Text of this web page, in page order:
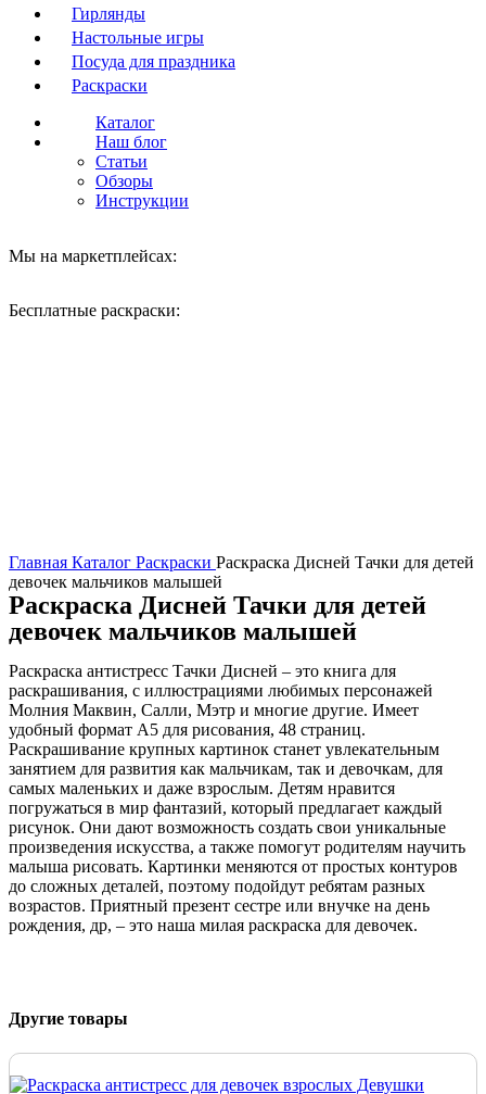
Гирлянды
Настольные игры
Посуда для праздника
Раскраски
Каталог
Наш блог
Статьи
Обзоры
Инструкции
Мы на маркетплейсах:
Бесплатные раскраски:
Главная Каталог Раскраски Раскраска Дисней Тачки для детей
девочек мальчиков малышей
Раскраска Дисней Тачки для детей
девочек мальчиков малышей
Раскраска антистресс Тачки Дисней – это книга для
раскрашивания, с иллюстрациями любимых персонажей
Молния Маквин, Салли, Мэтр и многие другие. Имеет
удобный формат А5 для рисования, 48 страниц.
Раскрашивание крупных картинок станет увлекательным
занятием для развития как мальчикам, так и девочкам, для
самых маленьких и даже взрослым. Детям нравится
погружаться в мир фантазий, который предлагает каждый
рисунок. Они дают возможность создать свои уникальные
произведения искусства, а также помогут родителям научить
малыша рисовать. Картинки меняются от простых контуров
до сложных деталей, поэтому подойдут ребятам разных
возрастов. Приятный презент сестре или внучке на день
рождения, др, – это наша милая раскраска для девочек.
Другие товары